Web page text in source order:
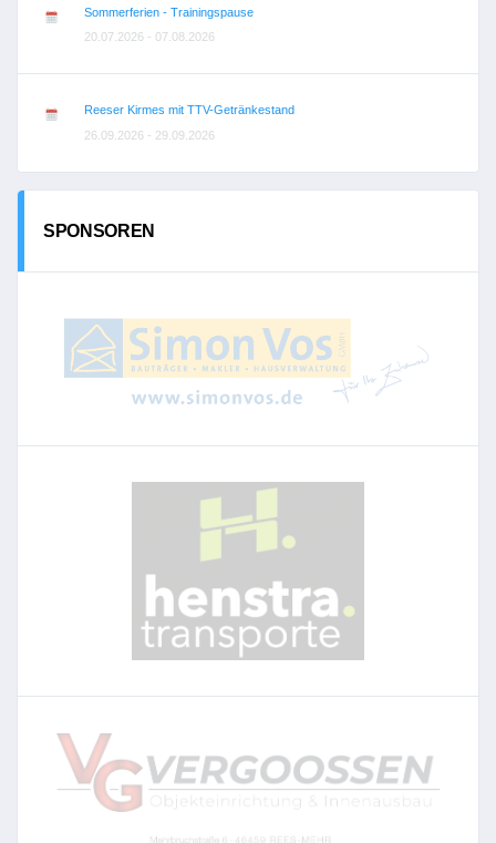
Sommerferien - Trainingspause
20.07.2026 - 07.08.2026
Reeser Kirmes mit TTV-Getränkestand
26.09.2026 - 29.09.2026
SPONSOREN